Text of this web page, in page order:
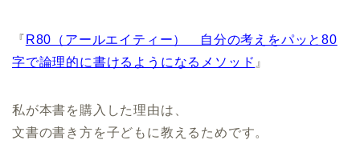
『 R80（アールエイティー） 自分の考えをパッと80
字で論理的に書けるようになるメソッド 』
私が本書を購入した理由は、
文書の書き方を子どもに教えるためです。